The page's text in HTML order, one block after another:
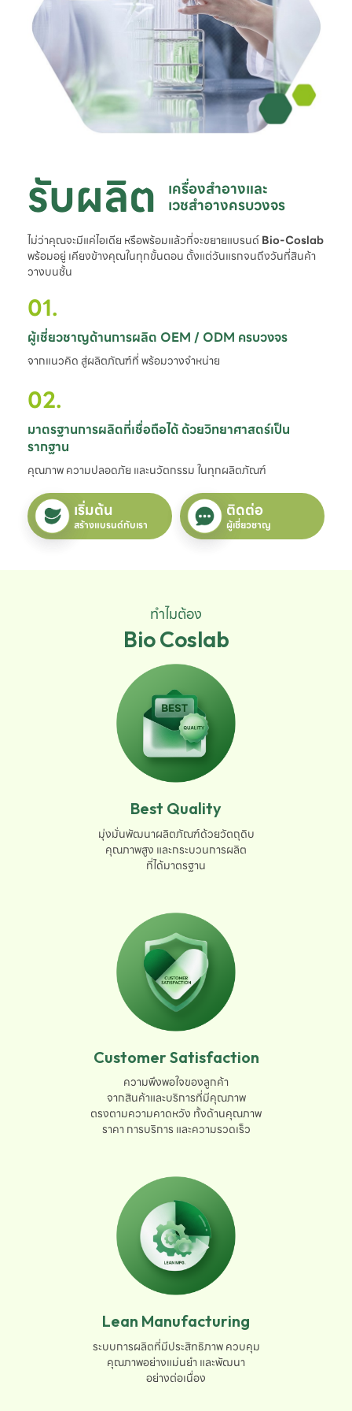
รับผลิต เครื่องสำอางและ
เวชสำอางครบวงจร
ไม่ว่าคุณจะมีแค่ไอเดีย หรือพร้อมแล้วที่จะขยายแบรนด์Bio-Coslab
พร้อมอยู่ เคียงข้างคุณในทุกขั้นตอน ตั้งแต่วันแรกจนถึงวันที่สินค้า
วางบนชั้น
01.
ผู้เชี่ยวชาญด้านการผลิต OEM / ODM ครบวงจร
จากแนวคิด สู่ผลิตภัณฑ์ที่ พร้อมวางจำหน่าย
02.
มาตรฐานการผลิตที่เชื่อถือได้ ด้วยวิทยาศาสตร์เป็น
รากฐาน
คุณภาพ ความปลอดภัย และนวัตกรรม ในทุกผลิตภัณฑ์
เริ่มต้น
สร้างแบรนด์กับเรา
ติดต่อ
ผู้เชี่ยวชาญ
ทำไมต้อง
Bio Coslab
Best Quality
มุ่งมั่นพัฒนาผลิตภัณฑ์ด้วยวัตถุดิบ
คุณภาพสูง และกระบวนการผลิต
ที่ได้มาตรฐาน
Customer Satisfaction
ความพึงพอใจของลูกค้า
จากสินค้าและบริการที่มีคุณภาพ
ตรงตามความคาดหวัง ทั้งด้านคุณภาพ
ราคา การบริการ และความรวดเร็ว
Lean Manufacturing
ระบบการผลิตที่มีประสิทธิภาพ ควบคุม
คุณภาพอย่างแม่นยำ และพัฒนา
อย่างต่อเนื่อง